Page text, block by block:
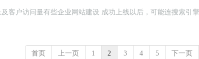
客户访问量有些企业网站建设 成功上线以后，可能连搜索引
首页 上一页 1 2 3 4 5 下一页